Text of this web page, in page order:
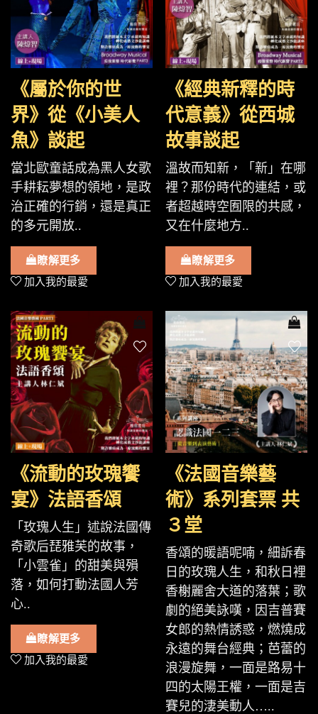
《屬於你的世
界》從《小美人
魚》談起
當北歐童話成為黑人女歌
手耕耘夢想的領地，是政
治正確的行銷，還是真正
的多元開放..
瞭解更多
加入我的最愛
《經典新釋的時
代意義》從西城
故事談起
溫故而知新，「新」在哪
裡？那份時代的連結，或
者超越時空囿限的共感，
又在什麼地方..
瞭解更多
加入我的最愛
《流動的玫瑰饗
宴》法語香頌
「玫瑰人生」述說法國傳
奇歌后琵雅芙的故事，
「小雲雀」的甜美與殞
落，如何打動法國人芳
心..
瞭解更多
加入我的最愛
《法國音樂藝
術》系列套票 共
３堂
香頌的暖語呢喃，細訴春
日的玫瑰人生，和秋日裡
香榭麗舍大道的落葉；歌
劇的絕美詠嘆，因吉普賽
女郎的熱情誘惑，燃燒成
永遠的舞台經典；芭蕾的
浪漫旋舞，一面是路易十
四的太陽王權，一面是吉
賽兒的淒美動人…..